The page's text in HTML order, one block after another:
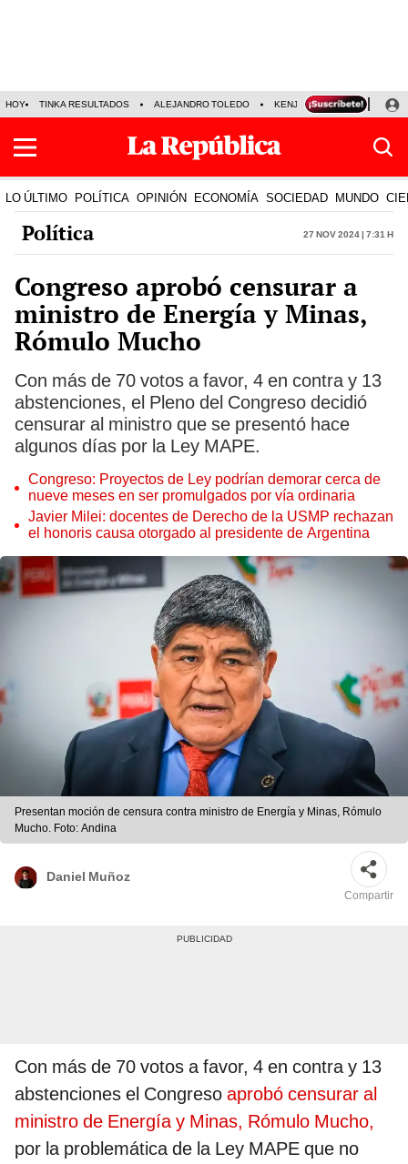
HOY TINKA RESULTADOS ALEJANDRO TOLEDO KENJI FUJIMORI
LO ÚLTIMO POLÍTICA OPINIÓN ECONOMÍA SOCIEDAD MUNDO
Política 27 Nov 2024 | 7:31 h
Congreso aprobó censurar a
ministro de Energía y Minas,
Rómulo Mucho
Con más de 70 votos a favor, 4 en contra y 13
abstenciones, el Pleno del Congreso decidió
censurar al ministro que se presentó hace
algunos días por la Ley MAPE.
Congreso: Proyectos de Ley podrían demorar cerca de
nueve meses en ser promulgados por vía ordinaria
Javier Milei: docentes de Derecho de la USMP rechazan
el honoris causa otorgado al presidente de Argentina
Presentan moción de censura contra ministro de Energía y Minas, Rómulo
Mucho. Foto: Andina
Daniel Muñoz
Compartir
Con más de 70 votos a favor, 4 en contra y 13
abstenciones el Congreso aprobó censurar al
ministro de Energía y Minas, Rómulo Mucho,
por la problemática de la Ley MAPE que no